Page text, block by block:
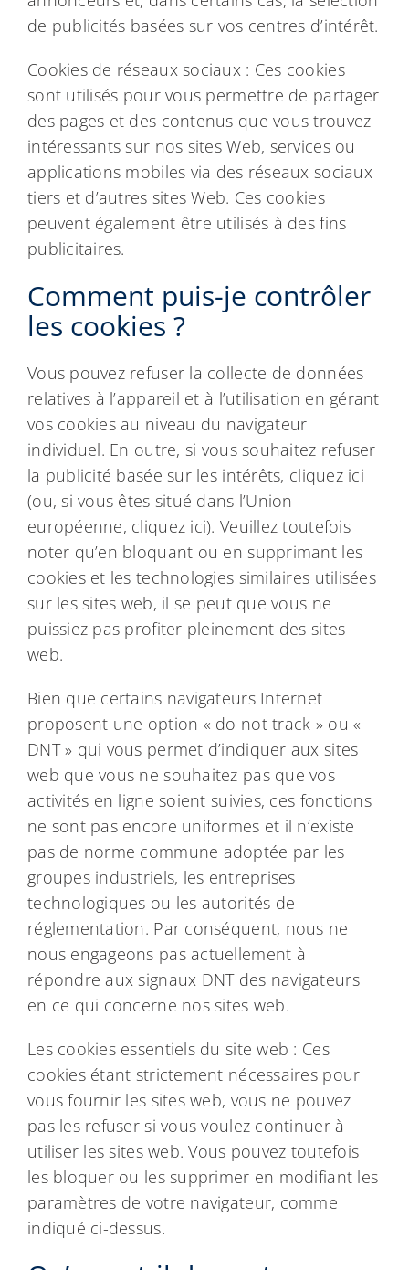
de publicités basées sur vos centres d’intérêt.
Cookies de réseaux sociaux : Ces cookies
sont utilisés pour vous permettre de partager
des pages et des contenus que vous trouvez
intéressants sur nos sites Web, services ou
applications mobiles via des réseaux sociaux
tiers et d’autres sites Web. Ces cookies
peuvent également être utilisés à des fins
publicitaires.
Comment puis-je contrôler
les cookies ?
Vous pouvez refuser la collecte de données
relatives à l’appareil et à l’utilisation en gérant
vos cookies au niveau du navigateur
individuel. En outre, si vous souhaitez refuser
la publicité basée sur les intérêts, cliquez ici
(ou, si vous êtes situé dans l’Union
européenne, cliquez ici). Veuillez toutefois
noter qu’en bloquant ou en supprimant les
cookies et les technologies similaires utilisées
sur les sites web, il se peut que vous ne
puissiez pas profiter pleinement des sites
web.
Bien que certains navigateurs Internet
proposent une option « do not track » ou «
DNT » qui vous permet d’indiquer aux sites
web que vous ne souhaitez pas que vos
activités en ligne soient suivies, ces fonctions
ne sont pas encore uniformes et il n’existe
pas de norme commune adoptée par les
groupes industriels, les entreprises
technologiques ou les autorités de
réglementation. Par conséquent, nous ne
nous engageons pas actuellement à
répondre aux signaux DNT des navigateurs
en ce qui concerne nos sites web.
Les cookies essentiels du site web : Ces
cookies étant strictement nécessaires pour
vous fournir les sites web, vous ne pouvez
pas les refuser si vous voulez continuer à
utiliser les sites web. Vous pouvez toutefois
les bloquer ou les supprimer en modifiant les
paramètres de votre navigateur, comme
indiqué ci-dessus.